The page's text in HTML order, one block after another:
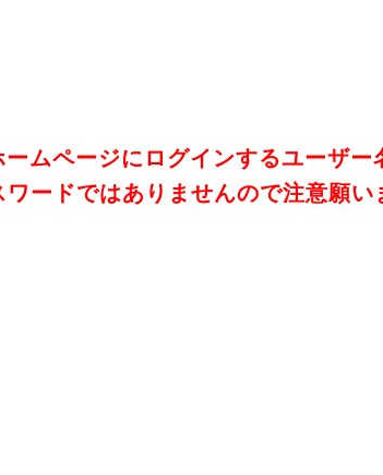
ムページにログインするユーザー
ードではありませんので注意願い